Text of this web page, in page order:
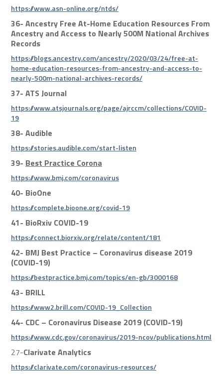
https://www.asn-online.org/ntds/
36- Ancestry Free At-Home Education Resources From
Ancestry and Access to Nearly 500M National Archives
Records
https://blogs.ancestry.com/ancestry/2020/03/24/free-at-
home-education-resources-from-ancestry-and-access-to-
nearly-500m-national-archives-records/
37- ATS Journal
https://www.atsjournals.org/page/ajrccm/collections/COVID-
19
38- Audible
https://stories.audible.com/start-listen
39- Best Practice Corona
https://www.bmj.com/coronavirus
40- BioOne
https://complete.bioone.org/covid-19
41- BioRxiv COVID-19
https://connect.biorxiv.org/relate/content/181
42- BMJ Best Practice – Coronavirus disease 2019
(COVID-19)
https://bestpractice.bmj.com/topics/en-gb/3000168
43- BRILL
https://www2.brill.com/COVID-19_Collection
44- CDC – Coronavirus Disease 2019 (COVID-19)
https://www.cdc.gov/coronavirus/2019-ncov/publications.html
27-Clarivate Analytics
https://clarivate.com/coronavirus-resources/